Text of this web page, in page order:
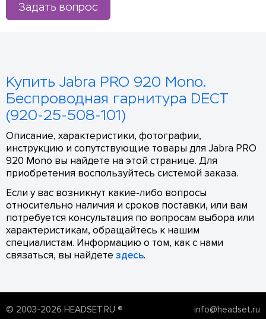
Задать вопрос
Купить Jabra PRO 920 Mono.
Беспроводная гарнитура DECT
(920-25-508-101)
Описание, характеристики, фотографии,
инструкцию и сопутствующие товары для Jabra PRO
920 Mono вы найдете на этой странице. Для
приобретения воспользуйтесь системой заказа.
Если у вас возникнут какие-либо вопросы
относительно наличия и сроков поставки, или вам
потребуется консультация по вопросам выбора или
характеристикам, обращайтесь к нашим
специалистам. Информацию о том, как с нами
связаться, вы найдете здесь.
© 2003-2026 HEADSET.RU ® info@headset.ru